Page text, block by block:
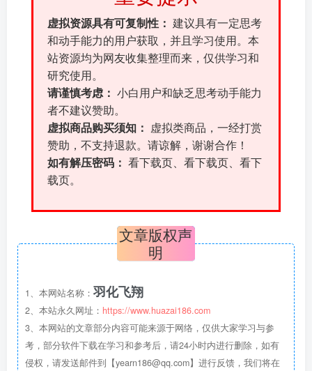
虚拟资源具有可复制性： 建议具有一定思考
和动手能力的用户获取，并且学习使用。本
站资源均为网友收集整理而来，仅供学习和
研究使用。
请谨慎考虑： 小白用户和缺乏思考动手能力
者不建议赞助。
虚拟商品购买须知：
虚拟类商品，一经打赏
赞助，不支持退款。请谅解，谢谢合作！
如有解压密码： 看下载页、看下载页、看下
载页。
文章版权声
明
1、本网站名称： 羽化飞翔
2、本站永久网址： https://www.huazai186.com
3、本网站的文章部分内容可能来源于网络，仅供大家学习与参
考，部分软件下载在学习和参考后，请24小时内进行删除，如有
侵权，请发送邮件到【yearn186@qq.com】进行反馈，我们将在